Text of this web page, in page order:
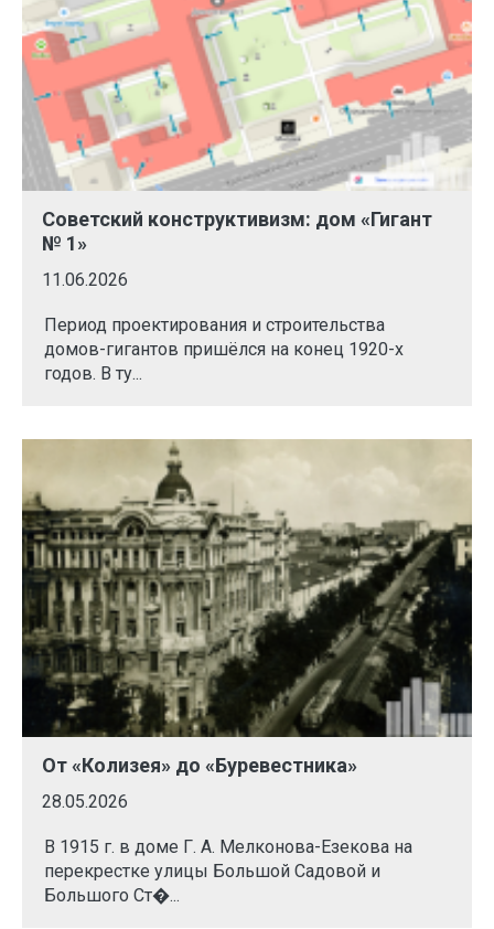
Советский конструктивизм: дом «Гигант
№ 1»
11.06.2026
Период проектирования и строительства
домов-гигантов пришёлся на конец 1920-х
годов. В ту...
От «Колизея» до «Буревестника»
28.05.2026
В 1915 г. в доме Г. А. Мелконова-Езекова на
перекрестке улицы Большой Садовой и
Большого Ст�...